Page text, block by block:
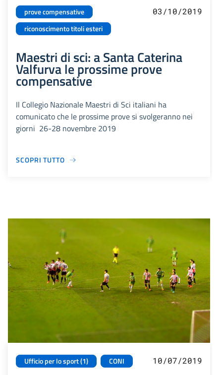
prove compensative
riconoscimento titoli esteri
03/10/2019
Maestri di sci: a Santa Caterina
Valfurva le prossime prove
compensative
Il Collegio Nazionale Maestri di Sci italiani ha
comunicato che le prossime prove si svolgeranno nei
giorni 26-28 novembre 2019
SCOPRI TUTTO
Ufficio per lo sport (1) CONI 10/07/2019